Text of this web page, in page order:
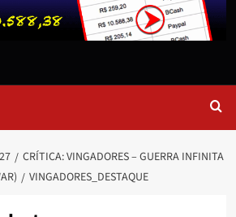
27
CRÍTICA: VINGADORES – GUERRA INFINITA
VINGADORES_DESTAQUE